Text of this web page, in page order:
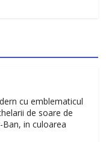
cu emblematicul
de soare de
in culoarea